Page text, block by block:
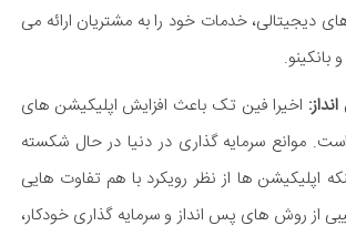
دیجیتالی، خدمات خود را به مشتریان ارائه می
بانکینو.
اخیرا فین تک باعث افزایش اپلیکیشن های
موانع سرمایه گذاری در دنیا در حال شکسته
اپلیکیشن ها از نظر رویکرد با هم تفاوت هایی
از روش های پس انداز و سرمایه گذاری خودکار،